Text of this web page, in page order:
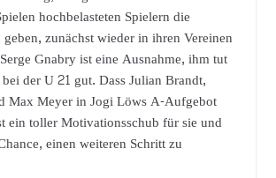
hochbelasteten Spielern die
zunächst wieder in ihren Vereinen
Gnabry ist eine Ausnahme, ihm tut
der U 21 gut. Dass Julian Brandt,
Max Meyer in Jogi Löws A-Aufgebot
ein toller Motivationsschub für sie und
einen weiteren Schritt zu